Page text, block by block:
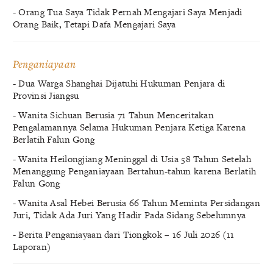
- Orang Tua Saya Tidak Pernah Mengajari Saya Menjadi
Orang Baik, Tetapi Dafa Mengajari Saya
Penganiayaan
- Dua Warga Shanghai Dijatuhi Hukuman Penjara di
Provinsi Jiangsu
- Wanita Sichuan Berusia 71 Tahun Menceritakan
Pengalamannya Selama Hukuman Penjara Ketiga Karena
Berlatih Falun Gong
- Wanita Heilongjiang Meninggal di Usia 58 Tahun Setelah
Menanggung Penganiayaan Bertahun-tahun karena Berlatih
Falun Gong
- Wanita Asal Hebei Berusia 66 Tahun Meminta Persidangan
Juri, Tidak Ada Juri Yang Hadir Pada Sidang Sebelumnya
- Berita Penganiayaan dari Tiongkok – 16 Juli 2026 (11
Laporan)